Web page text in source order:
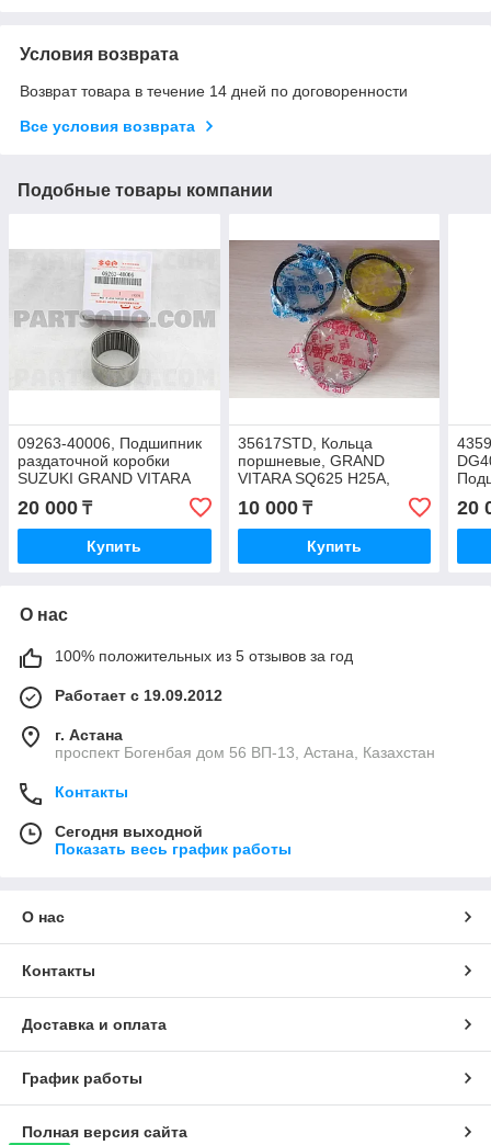
Условия возврата
Возврат товара в течение 14 дней по договоренности
Все условия возврата
Подобные товары компании
09263-40006, Подшипник
раздаточной коробки
SUZUKI GRAND VITARA
JB420, JB627, SQ420,
SQ625, JA627, JAPAN
20 000 ₸
Купить
35617STD, Кольца
поршневые, GRAND
VITARA SQ625 H25A,
JB420 J20A, TEIKOKU
PISTON TP, JAPAN
10 000₸
Купить
20
О нас
100% положительных из 5 отзывов за год
Работает с 19.09.2012
г. Астана
проспект Богенбая дом 56 ВП-13, Астана, Казахстан
Контакты
Сегодня выходной
Показать весь график работы
О нас
Контакты
Доставка и оплата
График работы
Полная версия сайта